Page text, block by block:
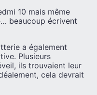
10 mais même
beaucoup écrivent
a également
Plusieurs
ils trouvaient leur
cela devrait